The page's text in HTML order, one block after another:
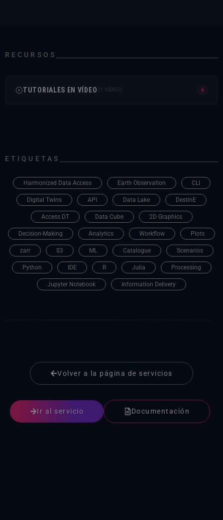
RECURSOS
TUTORIALES EN VÍDEO (1 VÍDEO) +
ETIQUETAS
Harmonized Data Access Earth Observation CLI
Digital Twins API Data Lake DestinE
Access DT Data Cube 2D Graphics
Decision-Making Analytics Workflow Plots
zarr S3 ML Catalogue Scenarios
Python IDE R Julia Processing
Jupyter Notebook Information Delivery
Volver a la página de servicios
Ir al servicio Documentación